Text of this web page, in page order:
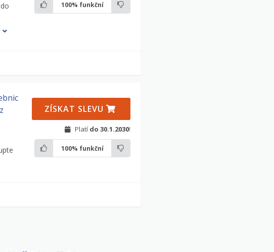
100% funkční
ZÍSKAT SLEVU
Platí do 30.1.2030!
100% funkční